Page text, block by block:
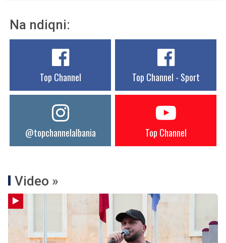
Na ndiqni:
Top Channel Top Channel - Sport
@topchannelalbania Top Channel
Video »